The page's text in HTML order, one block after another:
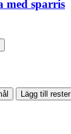
med sparris
Lägg till rester